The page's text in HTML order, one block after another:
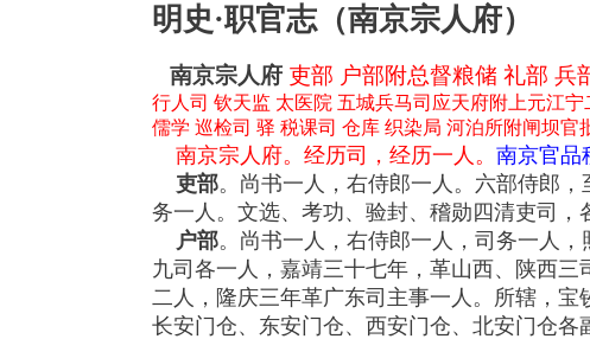
明史·职官志（南京宗人府）
南京宗人府 吏部 户部附总督粮储 礼部 兵
行人司 钦天监 太医院 五城兵马司应天府附上元江
儒学 巡检司 驿 税课司 仓库 织染局 河泊所附闸坝
南京宗人府。经历司，经历一人。 南京官品
吏部。尚书一人，右侍郎一人。六部侍郎
务一人。文选、考功、验封、稽勋四清吏司，
户部。尚书一人，右侍郎一人，司务一人
九司各一人，嘉靖三十七年，革山西、陕西
二人，隆庆三年革广东司主事一人。所辖，
长安门仓、东安门仓、西安门仓、北安门仓各